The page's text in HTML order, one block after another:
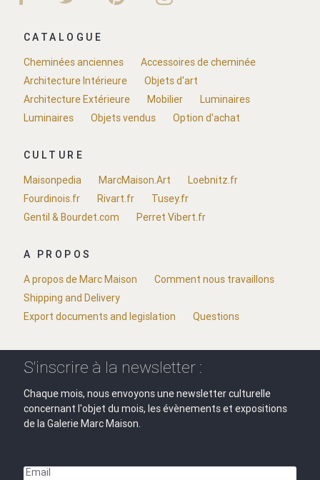
CATALOGUE
Cheminées anciennes
Accessoires de cheminée
Architecture Intérieure
Objets d'art
Architecture Extérieure
Mobilier
Luminaires
Luminaires
Objets vendus Option d'achat
CULTURE
Maisonpedia
MarcMaison.Art
Loebnitz.fr
Fourdinois.fr
Rivart.fr
Tusey.fr
Gentil & Bourdet.com
Perret Vibert.fr
A PROPOS
A propos de Marc Maison
Comment nous travaillons
Shipping and Delivery
Export documents and legislation
Questions
S'inscrire à la newsletter :
Chaque mois, nous envoyons une newsletter culturelle
concernant l'objet du mois, les évènements et expositions
de la Galerie Marc Maison.
Email